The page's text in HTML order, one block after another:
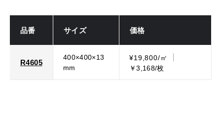
品番 サイズ 価格
R4605
400×400×13
mm
¥19,800/㎡
￥3,168/枚